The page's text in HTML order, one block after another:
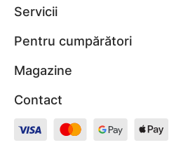
Servicii
Pentru cumpărători
Magazine
Contact